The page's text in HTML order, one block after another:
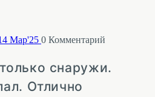
Мар'25 0 Комментарий
снаружи.
Отлично